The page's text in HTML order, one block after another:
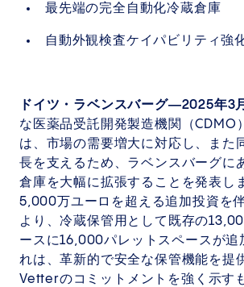
最先端の完全自動化冷蔵倉庫
自動外観検査ケイパビリティ強
ドイツ・ラベンスバーグ―2025年3
な医薬品受託開発製造機関（CDMO
は、市場の需要増大に対応し、また
長を支えるため、ラベンスバーグに
倉庫を大幅に拡張することを発表し
5,000万ユーロを超える追加投資を
より、冷蔵保管用として既存の
ースに16,000パレットスペースが追
れは、革新的で安全な保管機能を提
Vetterのコミットメントを強く示す